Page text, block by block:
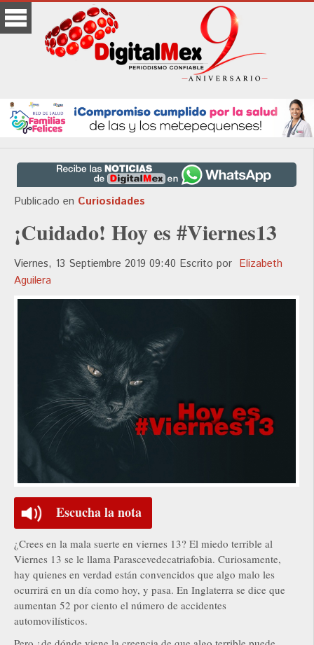
Publicado en Curiosidades
¡Cuidado! Hoy es #Viernes13
Viernes, 13 Septiembre 2019 09:40 Escrito por Elizabeth
Aguilera
Escucha la nota
¿Crees en la mala suerte en viernes 13? El miedo terrible al
Viernes 13 se le llama Parascevedecatriafobia. Curiosamente,
hay quienes en verdad están convencidos que algo malo les
ocurrirá en un día como hoy, y pasa. En Inglaterra se dice que
aumentan 52 por ciento el número de accidentes
automovilísticos.